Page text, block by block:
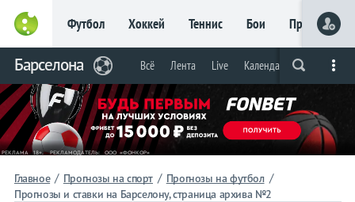
Футбол Хоккей Теннис Бои Прочие
Live Вся лента Прогнозы Букмекеры
Барселона Всё Лента Live Календарь/таблица
Главное / Прогнозы на спорт / Прогнозы на футбол /
Прогнозы и ставки на Барселону, страница архива №2
Главное
Фрибет
до 15
000 ₽
Новым
игрокам, без
условий
Футбол